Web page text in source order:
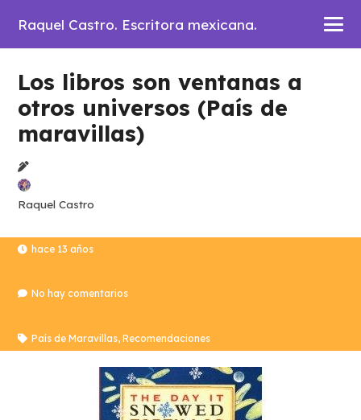
Raquel Castro. Escritora mexicana.
Los libros son ventanas a
otros universos (País de
maravillas)
Raquel Castro
hace 13 años
No hay comentarios
País de Maravillas,Recomendaciones